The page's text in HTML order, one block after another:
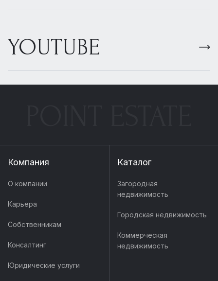
YOUTUBE
Компания
О компании
Карьера
Собственникам
Консалтинг
Юридические услуги
Каталог
Загородная
недвижимость
Городская недвижимость
Коммерческая
недвижимость